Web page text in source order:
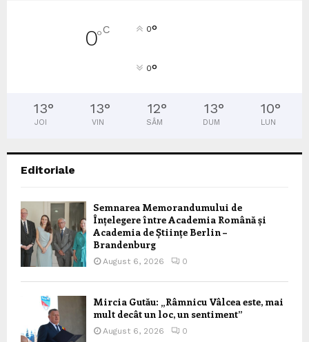
0°C 0°
0°
13°
JOI
13°
VIN
12°
SÂM
13°
DUM
10°
LUN
Editoriale
Semnarea Memorandumului de
Înțelegere între Academia Română și
Academia de Științe Berlin –
Brandenburg
August 6, 2026 0
Mircia Gutău: „Râmnicu Vâlcea este, mai
mult decât un loc, un sentiment”
August 6, 2026 0